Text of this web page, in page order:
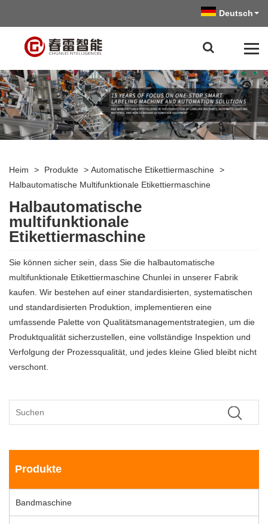
Deutsch
Heim > Produkte > Automatische Etikettiermaschine >
Halbautomatische Multifunktionale Etikettiermaschine
Halbautomatische
multifunktionale
Etikettiermaschine
Sie können sicher sein, dass Sie die halbautomatische
multifunktionale Etikettiermaschine Chunlei in unserer Fabrik
kaufen. Wir bestehen auf einer standardisierten, systematischen
und standardisierten Produktion, implementieren eine
umfassende Palette von Qualitätsmanagementstrategien, um die
Produktqualität sicherzustellen, eine vollständige Inspektion und
Verfolgung der Prozessqualität, und jedes kleine Glied bleibt nicht
verschont.
Produkte
Bandmaschine